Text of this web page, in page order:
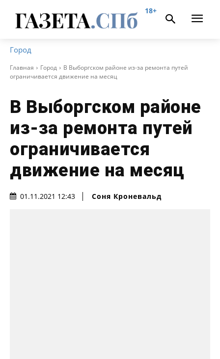
18+
Город
Главная Город
В Выборгском районе из-за ремонта путей
ограничивается движение на месяц
В Выборгском районе
из-за ремонта путей
ограничивается
движение на месяц
01.11.2021 12:43 Соня Кроневальд